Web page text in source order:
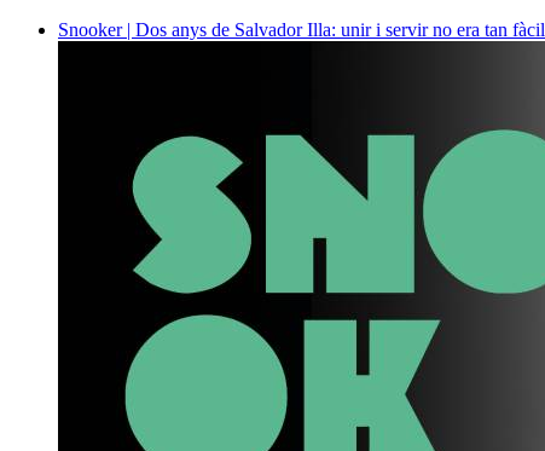
Snooker | Dos anys de Salvador Illa: unir i servir no era tan fàcil